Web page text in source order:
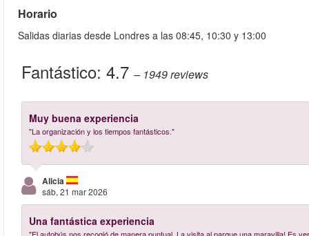
Horario
Salidas diarias desde Londres a las 08:45, 10:30 y 13:00
Fantástico: 4.7 – 1949reviews
Muy buena experiencia
"La organización y los tiempos fantásticos."
Alicia
sáb, 21 mar 2026
Una fantástica experiencia